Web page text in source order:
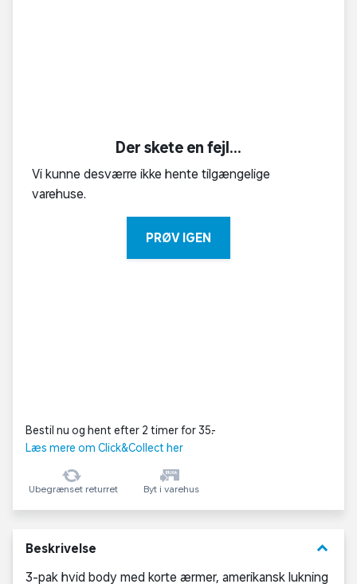
Der skete en fejl...
Vi kunne desværre ikke hente tilgængelige
varehuse.
PRØV IGEN
Bestil nu og hent efter 2 timer for 35,-
Læs mere om Click&Collect her
Ubegrænset returret Byt i varehus
Beskrivelse keyboard_arrow_down
3-pak hvid body med korte ærmer, amerikansk lukning